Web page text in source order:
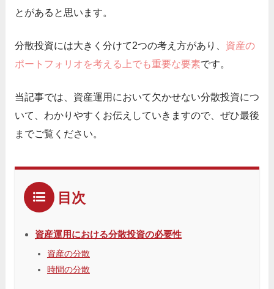
とがあると思います。
分散投資には大きく分けて2つの考え方があり、 資産の
ポートフォリオを考える上でも重要な要素です。
当記事では、資産運用において欠かせない分散投資につ
いて、わかりやすくお伝えしていきますので、ぜひ最後
までご覧ください。
目次
資産運用における分散投資の必要性
資産の分散
時間の分散